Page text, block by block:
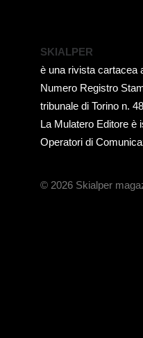
SKIALPER
è una rivista cartacea
Numero Registro
tribunale di Torino n.
La Mulatero Editore è
Operatori di
© 2026 Skialper